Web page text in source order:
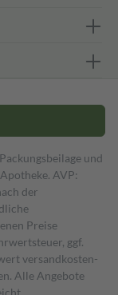
und
AVP:
der
Preise
ggf.
versand­kosten­
Alle Angebote